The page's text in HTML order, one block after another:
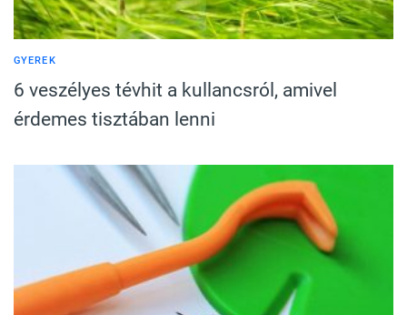
GYEREK
6 veszélyes tévhit a kullancsról, amivel
érdemes tisztában lenni